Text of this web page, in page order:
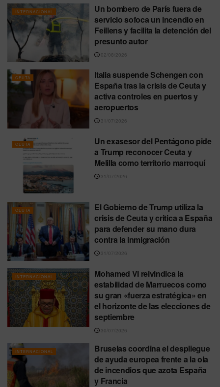
INTERNACIONAL
Un bombero de París fuera de
servicio sofoca un incendio en
Feillens y facilita la detención del
presunto autor
02/08/2026
CEUTA
Italia suspende Schengen con
España tras la crisis de Ceuta y
activa controles en puertos y
aeropuertos
31/07/2026
CEUTA
Un exasesor del Pentágono pide
a Trump reconocer Ceuta y
Melilla como territorio marroquí
31/07/2026
CEUTA
El Gobierno de Trump utiliza la
crisis de Ceuta y critica a España
para defender su mano dura
contra la inmigración
31/07/2026
INTERNACIONAL
Mohamed VI reivindica la
estabilidad de Marruecos como
su gran «fuerza estratégica» en
el horizonte de las elecciones de
septiembre
30/07/2026
INTERNACIONAL
Bruselas coordina el despliegue
de ayuda europea frente a la ola
de incendios que azota España
y Francia